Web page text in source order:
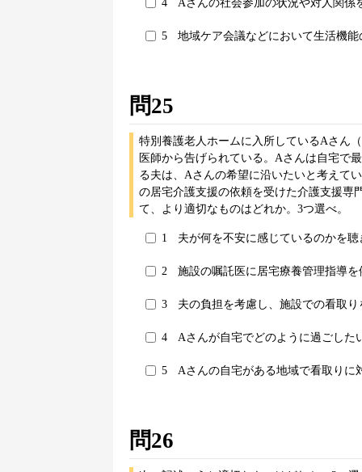
4 Aさんの社会参加の状況や対人関係
5 地域ケア会議などにおいて生活機
問25
特別養護老人ホームに入所しているAさん
医師から告げられている。Aさんは自宅で
る夫は、Aさんの希望に沿いたいと考えて
の居宅介護支援の依頼を受けた介護支援専
て、より適切なものはどれか。3つ選べ。
1 夫が何を不安に感じているのかを聴
2 施設の嘱託医に居宅療養管理指導を
3 夫の負担を考慮し、施設での看取
4 Aさんが自宅でどのように過ごした
5 Aさんの自宅がある地域で看取りに
問26